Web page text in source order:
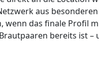
aus
das finale Profil
bereits ist